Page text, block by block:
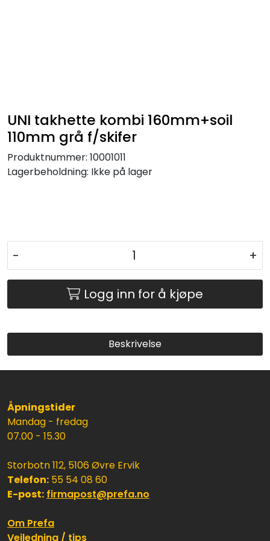
UNI takhette kombi 160mm+soil
110mm grå f/skifer
Produktnummer: 10001011
Lagerbeholdning: Ikke på lager
- +
Logg inn for å kjøpe
Beskrivelse
Åpningstider
Mandag - fredag
07.00 - 15.30
Storbotn 112, 5106 Øvre Ervik
Telefon: 55 54 08 60
E-post: firmapost@prefa.no
Om Prefa
Veiledning / tips